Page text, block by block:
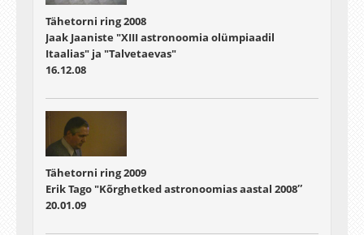
Tähetorni ring 2008
Jaak Jaaniste "XIII astronoomia olümpiaadil
Itaalias" ja "Talvetaevas"
16.12.08
Tähetorni ring 2009
Erik Tago "Kõrghetked astronoomias aastal 2008″
20.01.09